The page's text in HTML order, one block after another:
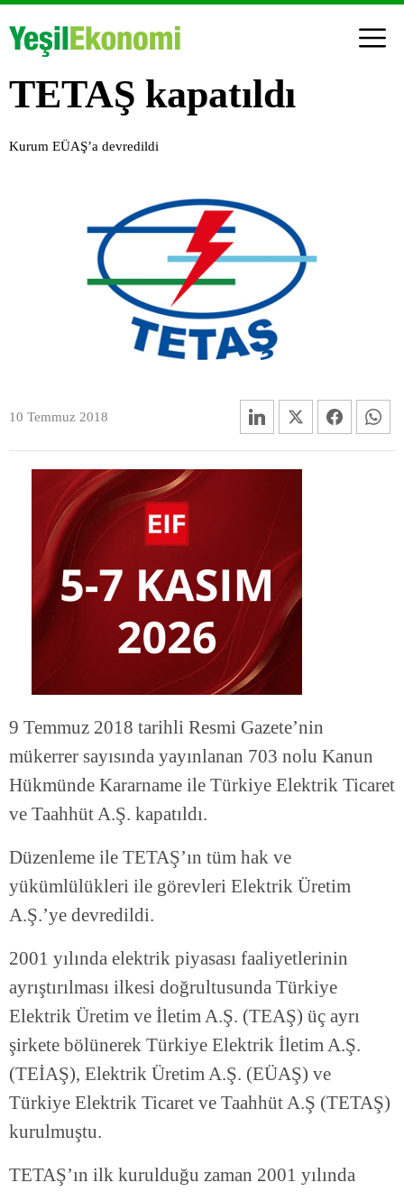
TETAŞ kapatıldı
Kurum EÜAŞ’a devredildi
10 Temmuz 2018
9 Temmuz 2018 tarihli Resmi Gazete’nin
mükerrer sayısında yayınlanan 703 nolu Kanun
Hükmünde Kararname ile Türkiye Elektrik Ticaret
ve Taahhüt A.Ş. kapatıldı.
Düzenleme ile TETAŞ’ın tüm hak ve
yükümlülükleri ile görevleri Elektrik Üretim
A.Ş.’ye devredildi.
2001 yılında elektrik piyasası faaliyetlerinin
ayrıştırılması ilkesi doğrultusunda Türkiye
Elektrik Üretim ve İletim A.Ş. (TEAŞ) üç ayrı
şirkete bölünerek Türkiye Elektrik İletim A.Ş.
(TEİAŞ), Elektrik Üretim A.Ş. (EÜAŞ) ve
Türkiye Elektrik Ticaret ve Taahhüt A.Ş (TETAŞ)
kurulmuştu.
TETAŞ’ın ilk kurulduğu zaman 2001 yılında